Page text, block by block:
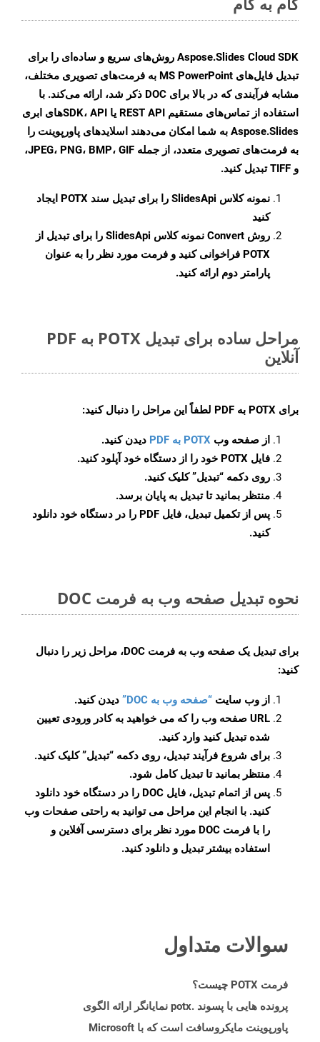
Aspose.Slides Cloud SDK روش‌های سریع و ساده‌ای را برای
تبدیل فایل‌های MS PowerPoint به فرمت‌های تصویری مختلف،
مشابه فرآیندی که در بالا برای DOC ذکر شد، ارائه می‌کند. با
استفاده از تماس‌های مستقیم REST API یا SDK، APIهای ابری
Aspose.Slides به شما امکان می‌دهند اسلایدهای پاورپوینت را
به فرمت‌های تصویری متعدد، از جمله JPEG، PNG، BMP، GIF،
و TIFF تبدیل کنید.
نمونه کلاس SlidesApi
را برای تبدیل سند POTX ایجاد
کنید
روش Convert
نمونه کلاس SlidesApi را برای تبدیل از
POTX فراخوانی کنید و فرمت مورد نظر را به عنوان
پارامتر دوم ارائه کنید.
مراحل ساده برای تبدیل POTX به PDF
آنلاین
برای POTX به PDF لطفاً این مراحل را دنبال کنید:
از صفحه وب POTX به PDF
دیدن کنید.
فایل POTX خود را از دستگاه خود آپلود کنید.
روی دکمه “تبدیل”کلیک کنید.
منتظر بمانید تا تبدیل به پایان برسد.
پس از تکمیل تبدیل، فایل PDF را در دستگاه خود دانلود
کنید.
نحوه تبدیل صفحه وب به فرمت DOC
برای تبدیل یک صفحه وب به فرمت DOC، مراحل زیر را دنبال
کنید:
از وب سایت “صفحه وب به DOC”
دیدن کنید.
URL صفحه وب را که می خواهید به کادر ورودی تعیین
شده تبدیل کنید وارد کنید.
برای شروع فرآیند تبدیل، روی دکمه “تبدیل” کلیک کنید.
منتظر بمانید تا تبدیل کامل شود.
پس از اتمام تبدیل، فایل DOC را در دستگاه خود دانلود
کنید. با انجام این مراحل می توانید به راحتی صفحات وب
را با فرمت DOC مورد نظر برای دسترسی آفلاین و
استفاده بیشتر تبدیل و دانلود کنید.
سوالات متداول
فرمت POTX چیست؟
پرونده هایی با پسوند .potx نمایانگر ارائه الگوی
پاورپوینت مایکروسافت است که با Microsoft